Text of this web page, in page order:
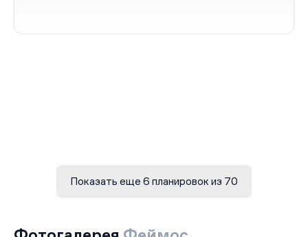
Показать еще 6 планировок из 70